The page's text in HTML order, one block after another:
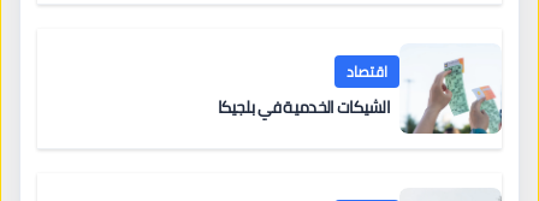
اقتصاد
الشيكات الخدمية في بلجيكا